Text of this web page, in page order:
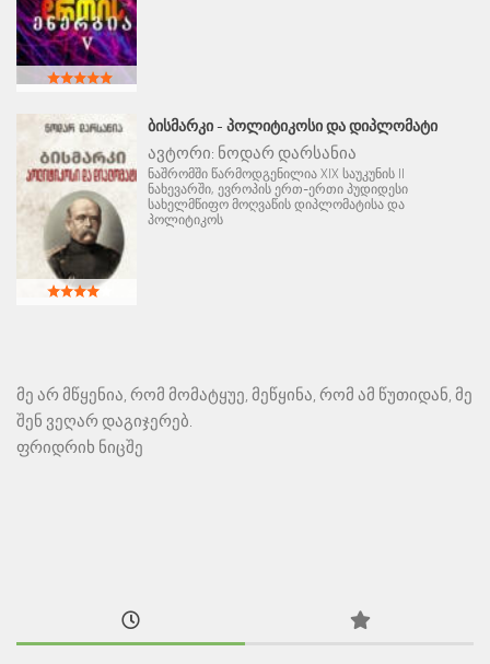
ᲑᲘᲡᲛᲐᲠᲙᲘ - ᲞᲝᲚᲘᲢᲘᲙᲝᲡᲘ ᲓᲐ ᲓᲘᲞᲚᲝᲛᲐᲢᲘ
ავტორი: ნოდარ დარსანია
ნაშრომში წარმოდგენილია XIX საუკუნის II
ნახევარში, ევროპის ერთ-ერთი პუდიდესი
სახელმწიფო მოღვაწის დიპლომატისა და
პოლიტიკოს
მე არ მწყენია, რომ მომატყუე, მეწყინა, რომ ამ წუთიდან, მე
შენ ვეღარ დაგიჯერებ.
ფრიდრიხ ნიცშე